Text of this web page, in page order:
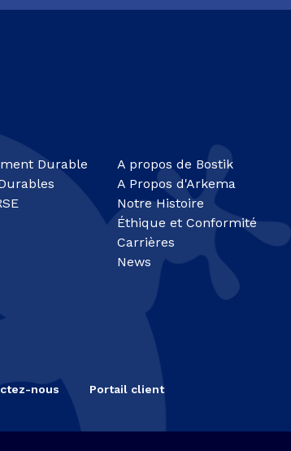
Durable
A propos de Bostik
A Propos d'Arkema
Notre Histoire
Éthique et Conformité
Carrières
News
nous Portail client